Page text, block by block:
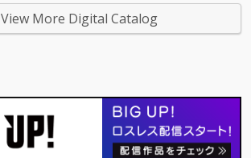
View More Digital Catalog